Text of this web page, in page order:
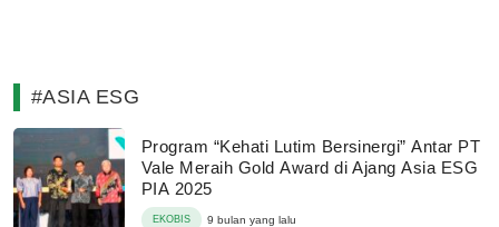
#ASIA ESG
Program “Kehati Lutim Bersinergi” Antar PT
Vale Meraih Gold Award di Ajang Asia ESG
PIA 2025
EKOBIS 9 bulan yang lalu